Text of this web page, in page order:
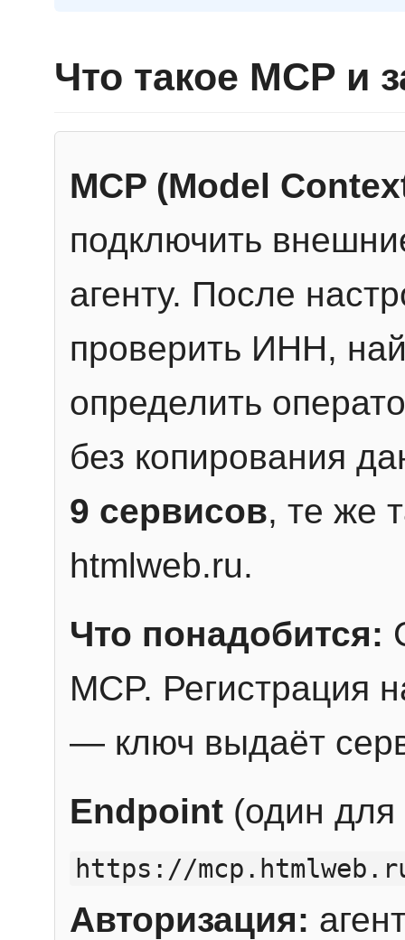
Что такое MCP и
MCP (Model
подключить
агенту. После
проверить ИНН,
определить
без копирования
9 сервисов, те же
htmlweb.ru.
Что понадобится:
MCP. Регистрация
— ключ выдаёт
Endpoint (один для
https://
Авторизация: